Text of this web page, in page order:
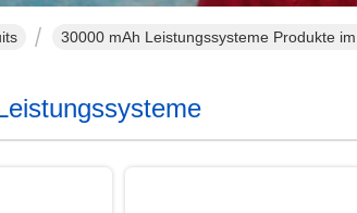
30000 mAh Leistungssysteme Produkte